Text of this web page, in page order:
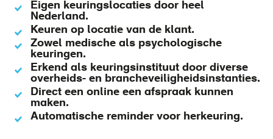
Eigen keuringslocaties door heel
Nederland.
Keuren op locatie van de klant.
Zowel medische als psychologische
keuringen.
Erkend als keuringsinstituut door diverse
overheids- en brancheveiligheidsinstanties.
Direct een online een afspraak kunnen
maken.
Automatische reminder voor herkeuring.